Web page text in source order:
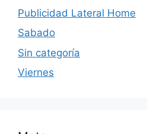
Publicidad Lateral Home
Sabado
Sin categoría
Viernes